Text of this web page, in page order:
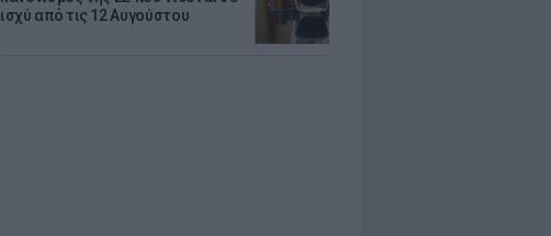
ισχύ από τις 12 Αυγούστου